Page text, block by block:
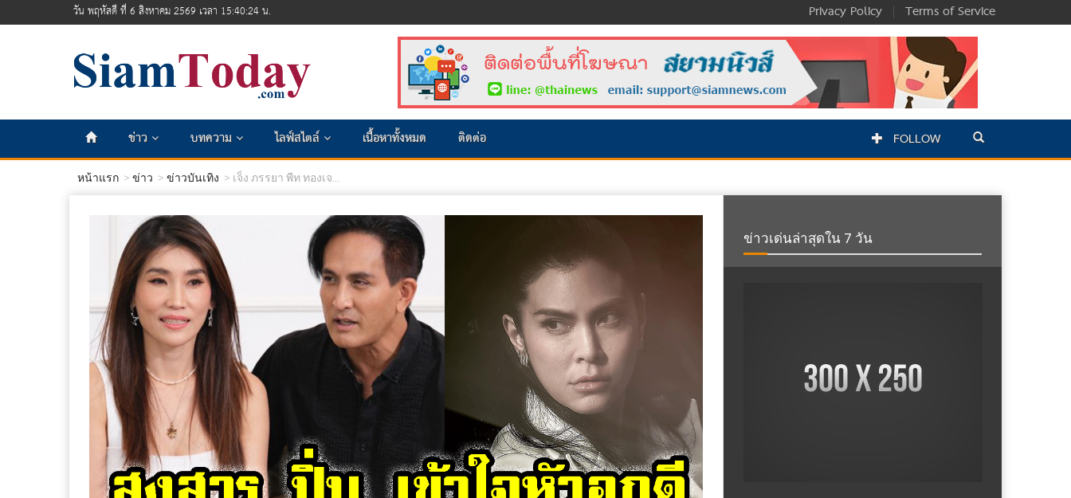
วัน พฤหัสดี ที่ 6 สิงหาคม 2569 เวลา 15:40:26 น. Privacy Policy | Terms of Service
ข่าว บทความ ไลฟ์สไตล์ เนื้อหาทั้งหมด ติดต่อ FOLLOW
หน้าแรก ข่าว ข่าวบันเทิง เจ็ง ภรรยา พีท ทองเจ...
ข่าวเด่นล่าสุดใน 7 วัน